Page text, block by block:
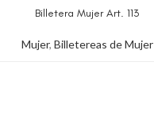
Billetera Mujer Art. 113
Mujer, Billetereas de Mujer